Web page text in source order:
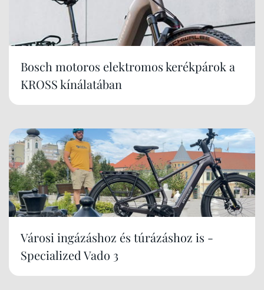
Bosch motoros elektromos kerékpárok a
KROSS kínálatában
Városi ingázáshoz és túrázáshoz is -
Specialized Vado 3